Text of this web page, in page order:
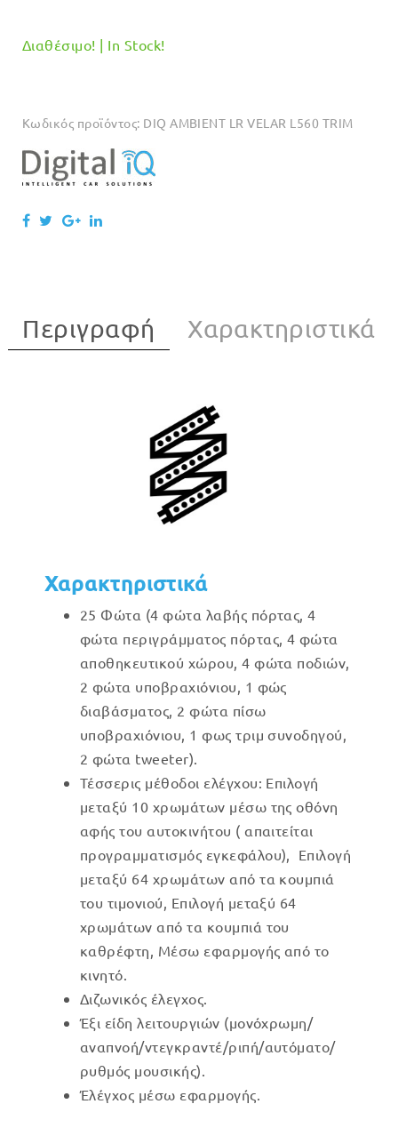
Διαθέσιμο! | In Stock!
Κωδικός προϊόντος: DIQ AMBIENT LR VELAR L560 TRIM
Περιγραφή Χαρακτηριστικά
Χαρακτηριστικά
25 Φώτα (4 φώτα λαβής πόρτας, 4
φώτα περιγράμματος πόρτας, 4 φώτα
αποθηκευτικού χώρου, 4 φώτα ποδιών,
2 φώτα υποβραχιόνιου, 1 φώς
διαβάσματος, 2 φώτα πίσω
υποβραχιόνιου, 1 φως τριμ συνοδηγού,
2 φώτα tweeter).
Τέσσερις μέθοδοι ελέγχου: Επιλογή
μεταξύ 10 χρωμάτων μέσω της οθόνη
αφής του αυτοκινήτου ( απαιτείται
προγραμματισμός εγκεφάλου), Επιλογή
μεταξύ 64 χρωμάτων από τα κουμπιά
του τιμονιού, Επιλογή μεταξύ 64
χρωμάτων από τα κουμπιά του
καθρέφτη, Μέσω εφαρμογής από το
κινητό.
Διζωνικός έλεγχος.
Έξι είδη λειτουργιών (μονόχρωμη/
αναπνοή/ντεγκραντέ/ριπή/αυτόματο/
ρυθμός μουσικής).
Έλέγχος μέσω εφαρμογής.